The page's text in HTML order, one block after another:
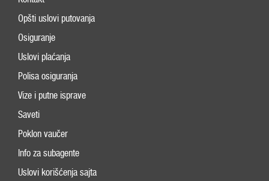
Opšti uslovi putovanja
Osiguranje
Uslovi plaćanja
Polisa osiguranja
Vize i putne isprave
Saveti
Poklon vaučer
Info za subagente
Uslovi korišćenja sajta